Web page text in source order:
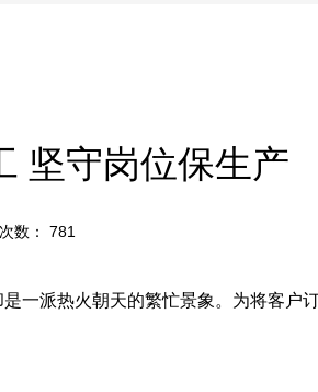
坚守岗位保生产
数： 781
一派热火朝天的繁忙景象。为将客户